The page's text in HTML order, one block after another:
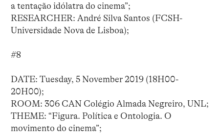
a tentação idólatra do cinema”;
RESEARCHER: André Silva Santos (FCSH-
Universidade Nova de Lisboa);
#8
DATE: Tuesday, 5 November 2019 (18H00-
20H00);
ROOM: 306 CAN Colégio Almada Negreiro, UNL;
THEME: “Figura. Política e Ontologia. O
movimento do cinema”;